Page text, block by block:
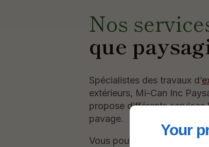
Your
Nos
que
Spécialistes des travaux d’
extérieurs, Mi-Can Inc
propose différents services
pavage.
Vous pouvez nous confier la